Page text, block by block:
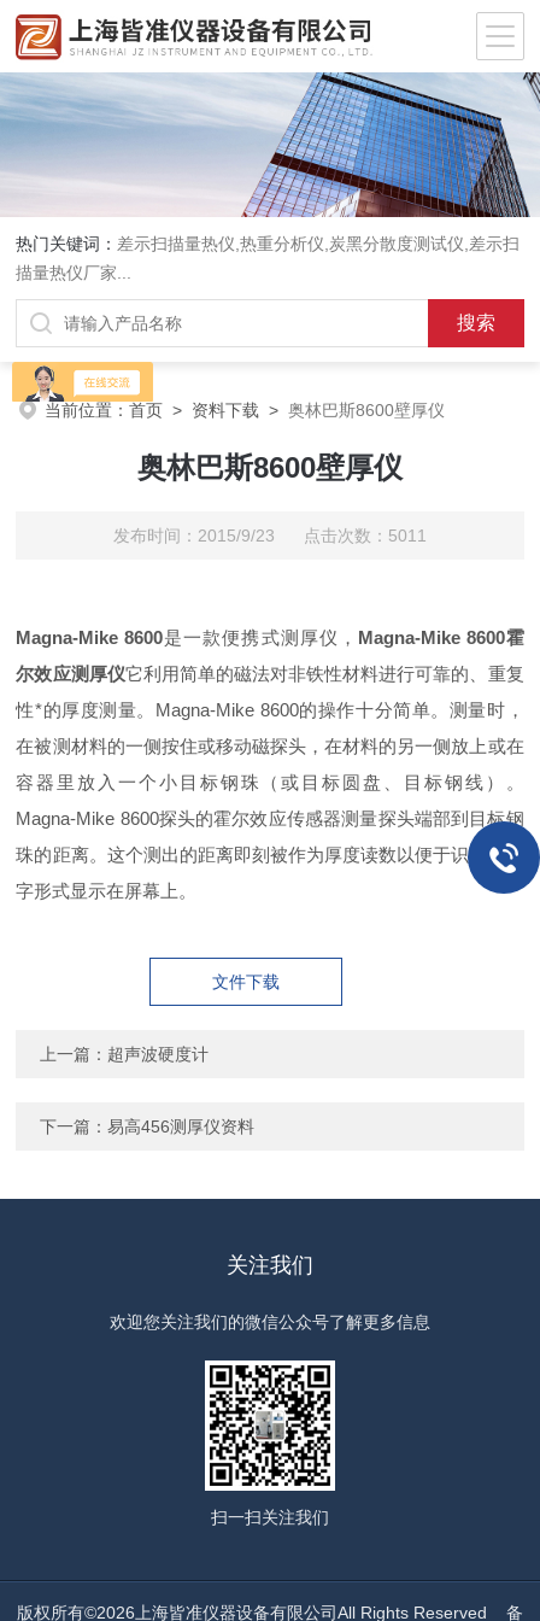
热门关键词： 差示扫描量热仪 ,热重分析仪 炭黑分散度测试仪 差示扫
描量热仪厂家
当前位置：首页 > 资料下载 >奥林巴斯8600壁厚仪
奥林巴斯8600壁厚仪
发布时间：2015/9/23 点击次数：5011
Magna-Mike 8600是一款便携式测厚仪， Magna-Mike 8600霍
尔效应测厚仪它利用简单的磁法对非铁性材料进行可靠的、重复
性*的厚度测量。Magna-Mike 8600的操作十分简单。测量时，
在被测材料的一侧按住或移动磁探头，在材料的另一侧放上或在
容器里放入一个小目标钢珠（或目标圆盘、目标钢线）。
Magna-Mike 8600探头的霍尔效应传感器测量探头端部到目标钢
珠的距离。这个测出的距离即刻被作为厚度读数以便于识读的数
字形式显示在屏幕上。
文件下载
上一篇： 超声波硬度计
下一篇：易高456测厚仪资料
关注我们
欢迎您关注我们的微信公众号了解更多信息
扫一扫关注我们
版权所有©2026上海皆准仪器设备有限公司All Rights Reserved 备